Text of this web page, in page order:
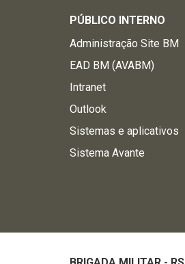
PÚBLICO INTERNO
Administração Site BM
EAD BM (AVABM)
Intranet
Outlook
Sistemas e aplicativos
Sistema Avante